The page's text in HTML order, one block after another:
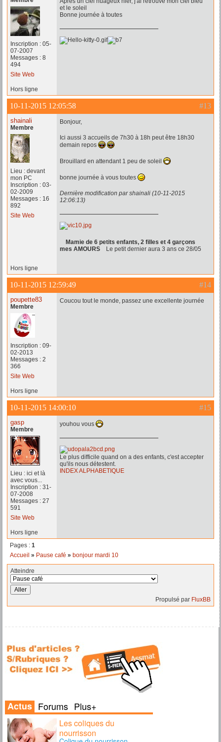
Inscription : 05-
07-2007
Messages : 8
494
Site Web
et le soleil
Bonne journée à toutes
Hors ligne
#13
10-11-2015 12:05:58
shainali
Membre
Lieu : devant
mon PC
Inscription : 03-
02-2009
Messages : 16
892
Site Web
Bonjour,
Ici aussi 3 accueils de 7h30 à 18h peut être 18h30
demain repos
Brouillard en attendant 1 peu de soleil
bonne journée à vous toutes
Dernière modification par shainali (10-11-2015
12:06:13)
Mamie de 6 petits enfants, 2 filles et 4 garçons
mes AMOURS
Le petit dernier aura 3 ans ce 28/05
Hors ligne
#14
10-11-2015 12:59:49
poupette83
Membre
Inscription : 09-
02-2013
Messages : 2
366
Site Web
Coucou tout le monde, passez une excellente journée
Hors ligne
#15
10-11-2015 14:00:10
gasp
Membre
Lieu : ici et là
avec vous...
Inscription : 31-
07-2008
Messages : 27
591
Site Web
youhou vous
Le plus difficile quand on a des enfants, c'est accepter
qu'ils nous détestent.
INDEX ALPHABETIQUE
Hors ligne
Pages : 1
Accueil » Pause café » bonjour mardi 10
Atteindre
Propulsé par FluxBB